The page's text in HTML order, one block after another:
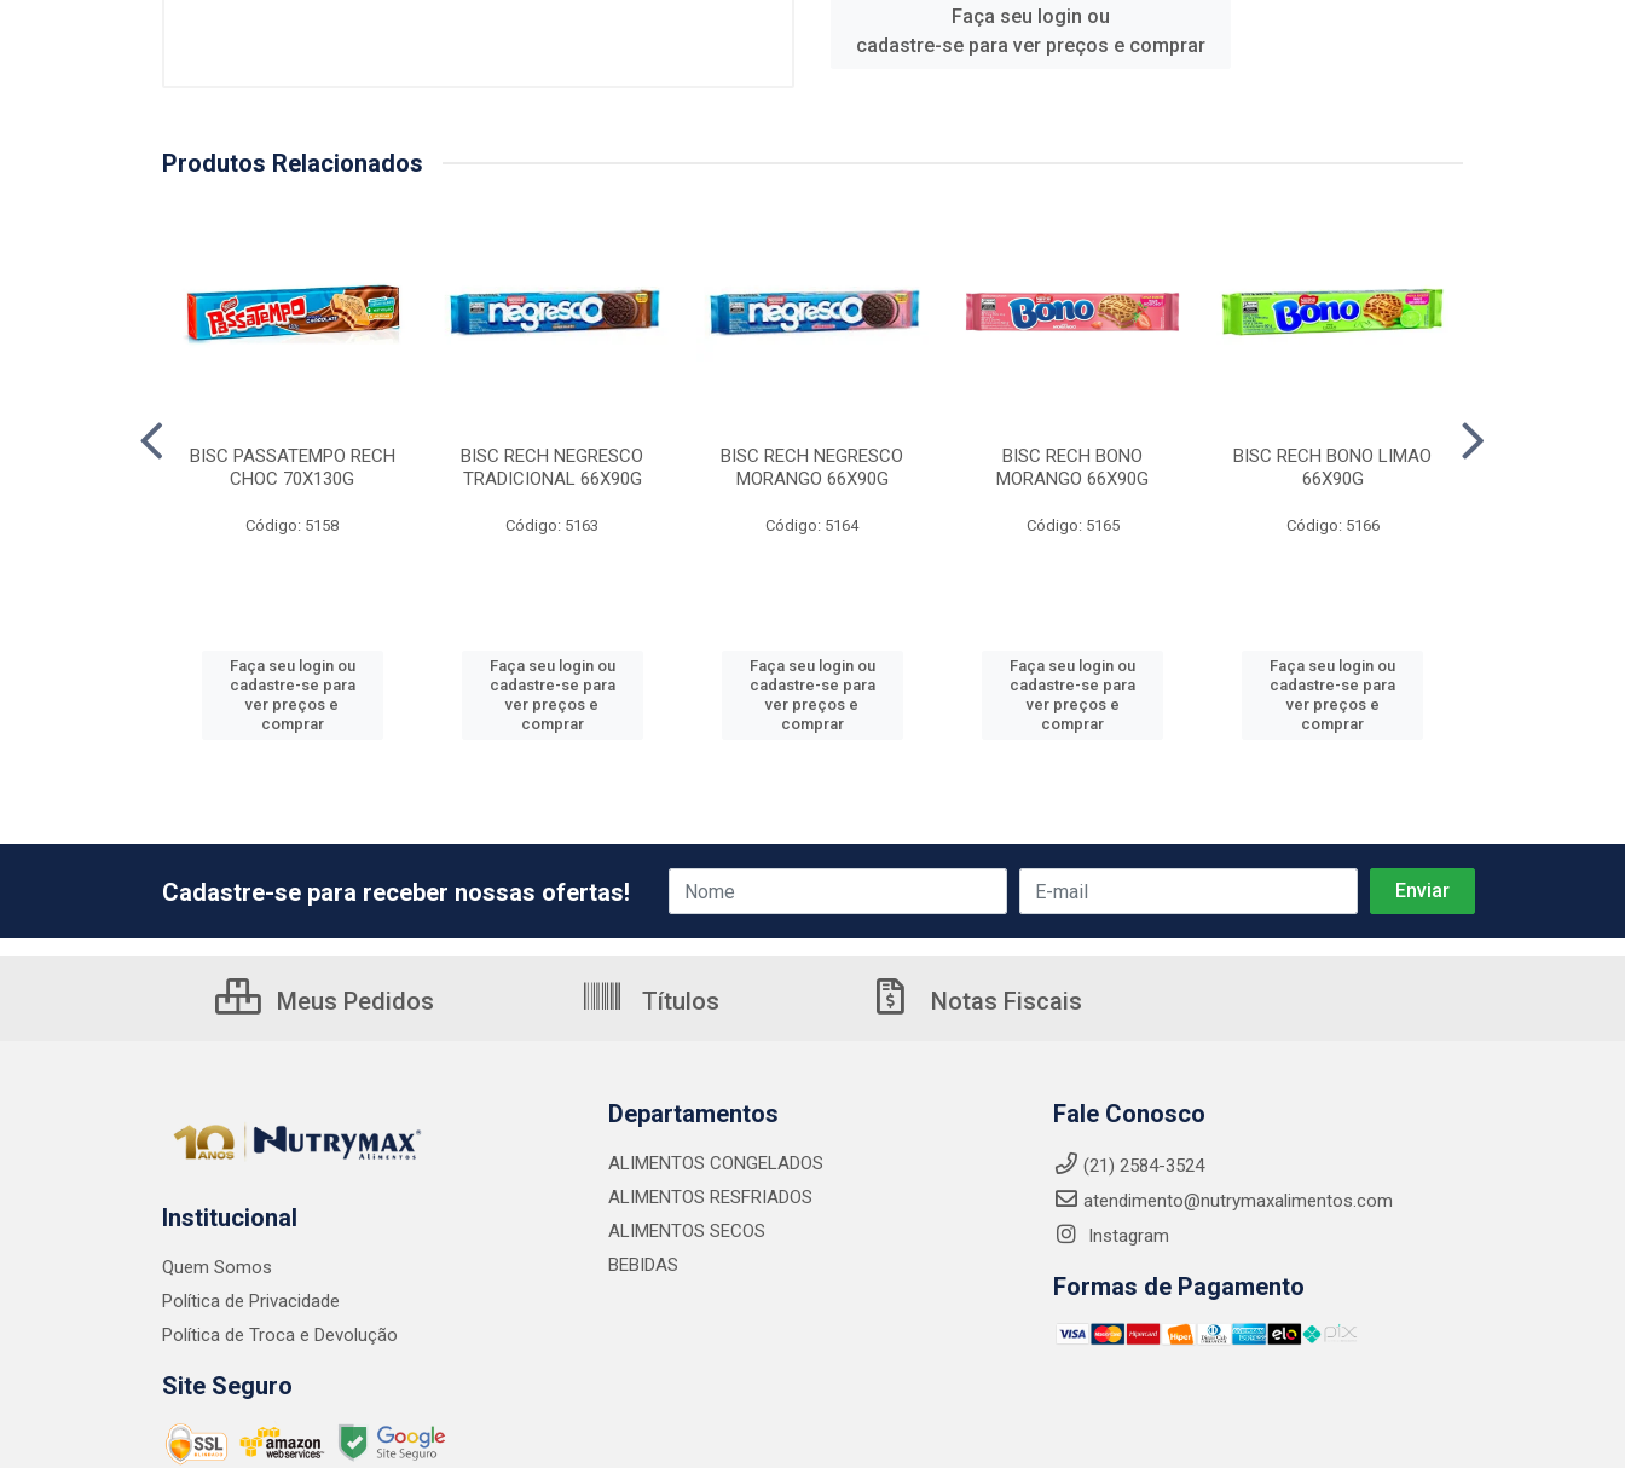
Faça seu login ou
cadastre-se para ver preços e comprar
Produtos Relacionados
BISC PASSATEMPO RECH
CHOC 70X130G
Código: 5158
Faça seu login ou
cadastre-se para
ver preços e
comprar
BISC RECH NEGRESCO
TRADICIONAL 66X90G
Código: 5163
Faça seu login ou
cadastre-se para
ver preços e
comprar
BISC RECH NEGRESCO
MORANGO 66X90G
Código: 5164
Faça seu login ou
cadastre-se para
ver preços e
comprar
BISC RECH BONO
MORANGO 66X90G
Código: 5165
Faça seu login ou
cadastre-se para
ver preços e
comprar
BISC RECH BONO LIMAO
66X90G
Código: 5166
Faça seu login ou
cadastre-se para
ver preços e
comprar
Cadastre-se para receber nossas ofertas!
Meus Pedidos Títulos Notas Fiscais
Institucional
Quem Somos
Política de Privacidade
Política de Troca e Devolução
Site Seguro
Departamentos
ALIMENTOS CONGELADOS
ALIMENTOS RESFRIADOS
ALIMENTOS SECOS
BEBIDAS
Fale Conosco
(21) 2584-3524
atendimento@nutrymaxalimentos.com
Instagram
Formas de Pagamento